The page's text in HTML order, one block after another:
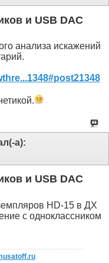
и USB DAC
анализа искажений
а):
и USB DAC
HD-15 в ДХ
с одноклассником